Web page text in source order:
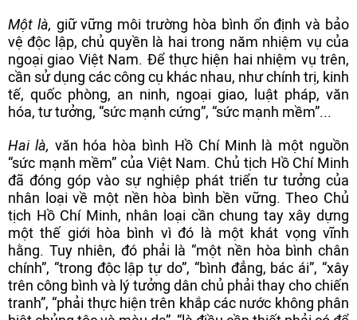
Một là, giữ vững môi trường hòa bình ổn định và bảo
vệ độc lập, chủ quyền là hai trong năm nhiệm vụ của
ngoại giao Việt Nam. Để thực hiện hai nhiệm vụ trên,
cần sử dụng các công cụ khác nhau, như chính trị, kinh
tế, quốc phòng, an ninh, ngoại giao, luật pháp, văn
hóa, tư tưởng, “sức mạnh cứng”, “sức mạnh mềm”...
Hai là, văn hóa hòa bình Hồ Chí Minh là một nguồn
“sức mạnh mềm” của Việt Nam. Chủ tịch Hồ Chí Minh
đã đóng góp vào sự nghiệp phát triển tư tưởng của
nhân loại về một nền hòa bình bền vững. Theo Chủ
tịch Hồ Chí Minh, nhân loại cần chung tay xây dựng
một thế giới hòa bình vì đó là một khát vọng vĩnh
hằng. Tuy nhiên, đó phải là “một nền hòa bình chân
chính”, “trong độc lập tự do”, “bình đẳng, bác ái”, “xây
trên công bình và lý tưởng dân chủ phải thay cho chiến
tranh”, “phải thực hiện trên khắp các nước không phân